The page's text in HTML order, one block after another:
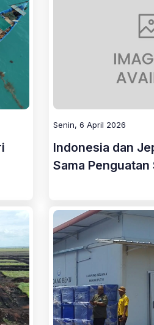
Senin, 6 April 2026
Indonesia dan
Sama Penguatan